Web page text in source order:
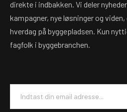
direkte i indbakken. Vi deler
kampagner, nye løsninger og
hverdag på byggepladsen. Kun
fagfolk i byggebranchen.
a